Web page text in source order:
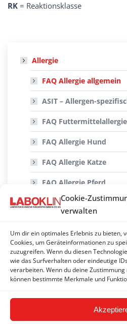
Cookie-
verwalten
Um dir ein optimales Erlebnis zu bieten,
Cookies, um Geräteinformationen zu
zuzugreifen. Wenn du diesen
wie das Surfverhalten oder eindeutige
verarbeiten. Wenn du deine
können bestimmte Merkmale und
RK = Reaktionsklasse
Allergie
FAQ Allergie allgemein
ASIT – Allergen-
FAQ Futtermittelallergie
FAQ Allergie Hund
FAQ Allergie Katze
FAQ Allergie Pferd
FAQ Allgemeine Fragen
PCR
Histologie/Zytologie
FAQ Genetik